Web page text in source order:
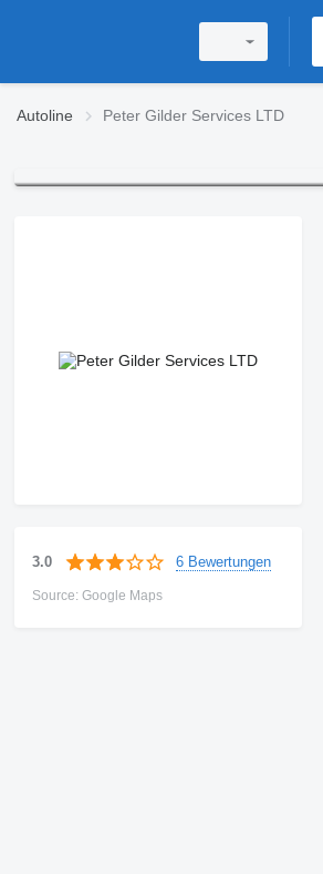
Autoline Peter Gilder Services LTD
3.0 6 Bewertungen
Source: Google Maps